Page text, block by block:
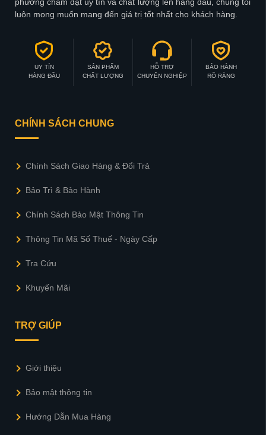
luôn mong muốn mang đến giá trị tốt nhất cho khách hàng.
UY TÍN
HÀNG ĐẦU
SẢN PHẨM
CHẤT LƯỢNG
HỖ TRỢ
CHUYÊN NGHIỆP
BẢO HÀNH
RÕ RÀNG
CHÍNH SÁCH CHUNG
Chính Sách Giao Hàng & Đổi Trả
Bảo Trì & Bảo Hành
Chính Sách Bảo Mật Thông Tin
Thông Tin Mã Số Thuế - Ngày Cấp
Tra Cứu
Khuyến Mãi
TRỢ GIÚP
Giới thiệu
Bảo mật thông tin
Hướng Dẫn Mua Hàng